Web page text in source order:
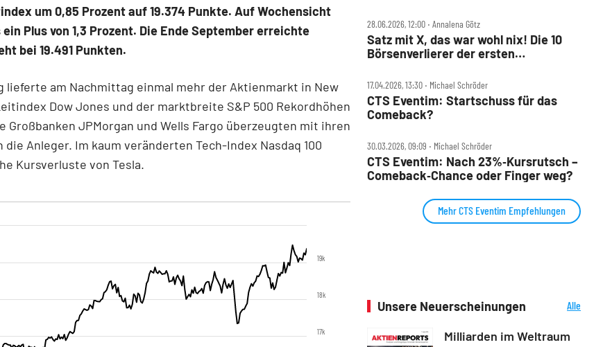
um 0,85 Prozent auf 19.374 Punkte. Auf Wochensicht
Plus von 1,3 Prozent. Die Ende September erreichte
bei 19.491 Punkten.
lieferte am Nachmittag einmal mehr der Aktienmarkt in New
Dow Jones und der marktbreite S&P 500 Rekordhöhen
Großbanken JPMorgan und Wells Fargo überzeugten mit ihren
die Anleger. Im kaum veränderten Tech-Index Nasdaq 100
Kursverluste von Tesla.
17k
18k
19k
28.06.2026, 12:00 ‧ Annalena Götz
Satz mit X, das war wohl nix! Die 10
Börsenverlierer der ersten
17.04.2026, 13:30 ‧ Michael Schröder
CTS Eventim: Startschuss für das
Comeback?
30.03.2026, 09:09 ‧ Michael Schröder
CTS Eventim: Nach 23%‑Kursrutsch –
Comeback‑Chance oder Finger weg?
Mehr CTS Eventim Empfehlungen
Unsere Neuerscheinungen
Alle
Milliarden im Weltraum